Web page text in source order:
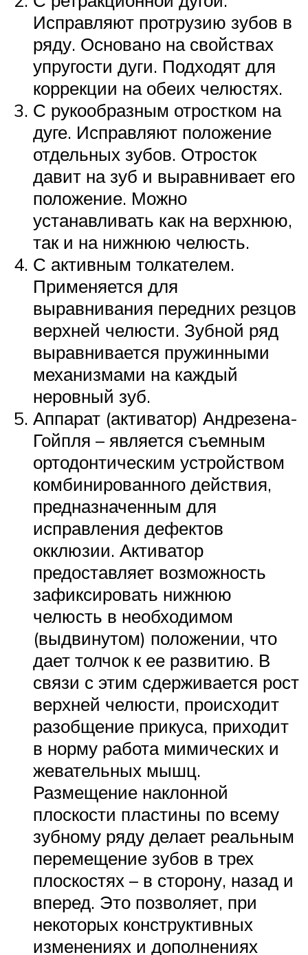
Исправляют протрузию зубов в
ряду. Основано на свойствах
упругости дуги. Подходят для
коррекции на обеих челюстях.
С рукообразным отростком на
дуге. Исправляют положение
отдельных зубов. Отросток
давит на зуб и выравнивает его
положение. Можно
устанавливать как на верхнюю,
так и на нижнюю челюсть.
С активным толкателем.
Применяется для
выравнивания передних резцов
верхней челюсти. Зубной ряд
выравнивается пружинными
механизмами на каждый
неровный зуб.
Аппарат (активатор) Андрезена-
Гойпля – является съемным
ортодонтическим устройством
комбинированного действия,
предназначенным для
исправления дефектов
окклюзии. Активатор
предоставляет возможность
зафиксировать нижнюю
челюсть в необходимом
(выдвинутом) положении, что
дает толчок к ее развитию. В
связи с этим сдерживается рост
верхней челюсти, происходит
разобщение прикуса, приходит
в норму работа мимических и
жевательных мышц.
Размещение наклонной
плоскости пластины по всему
зубному ряду делает реальным
перемещение зубов в трех
плоскостях – в сторону, назад и
вперед. Это позволяет, при
некоторых конструктивных
изменениях и дополнениях